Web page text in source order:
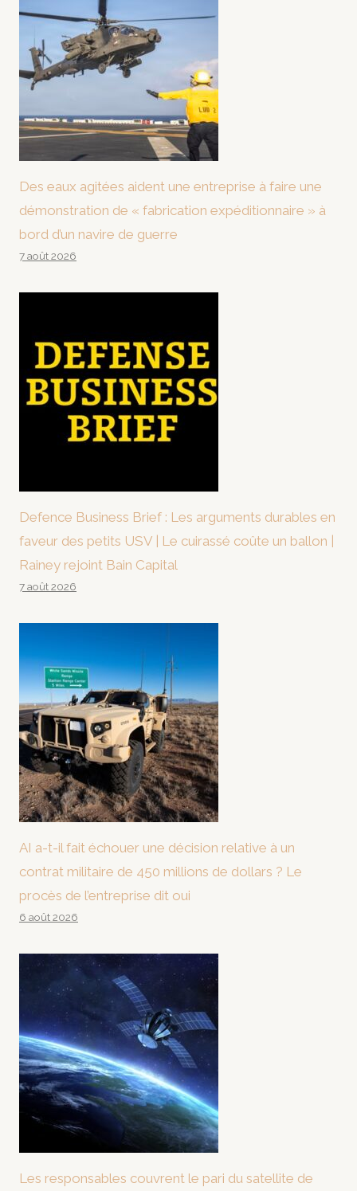
Des eaux agitées aident une entreprise à faire une
démonstration de « fabrication expéditionnaire » à
bord d’un navire de guerre
7 août 2026
Defence Business Brief : Les arguments durables en
faveur des petits USV | Le cuirassé coûte un ballon |
Rainey rejoint Bain Capital
7 août 2026
AI a-t-il fait échouer une décision relative à un
contrat militaire de 450 millions de dollars ? Le
procès de l’entreprise dit oui
6 août 2026
Les responsables couvrent le pari du satellite de